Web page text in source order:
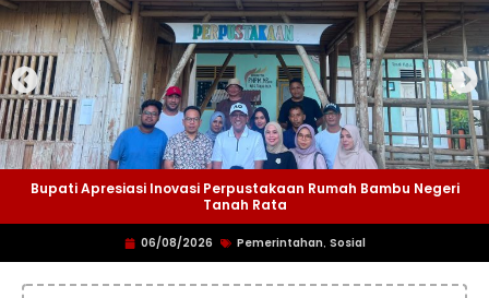
Bupati Apresiasi Inovasi Perpustakaan Rumah Bambu Negeri
Tanah Rata
06/08/2026 Pemerintahan, Sosial